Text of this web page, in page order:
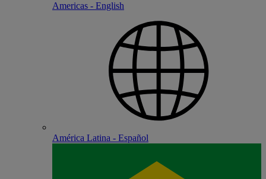
Americas - English
América Latina - Español